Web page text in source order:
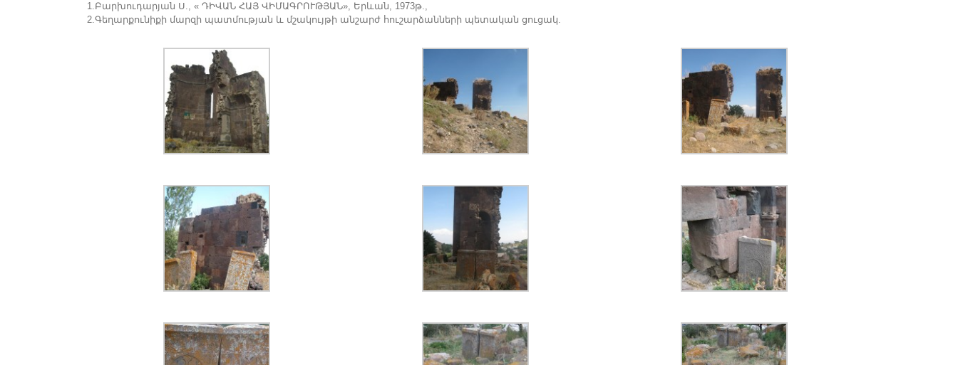
1.Բարխուդարյան Ս., « ԴԻՎԱՆ ՀԱՅ ՎԻՄԱԳՐՈՒԹՅԱՆ», Երևան, 1973թ.,
2.Գեղարքունիքի մարզի պատմության և մշակույթի անշարժ հուշարձանների պետական ցուցակ.